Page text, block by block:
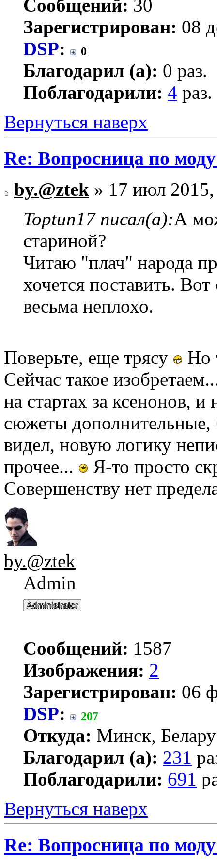
Сообщений: 30
Зарегистрирован: 08
DSP: 0
Благодарил (а): 0 раз.
Поблагодарили: 4 раз.
Вернуться наверх
Re: Вопросница по
by.@ztek » 17 июл
Toptun17 писал(а):А
стариной?
Читаю "плач" народа
хочется поставить.
весьма неплохо.
Поверьте, еще трясу
Но
Сейчас такое
на стартах за ксенонов, и
сюжеты
видел, новую логику
прочее...
Я-то просто
Совершенству нет
by.@ztek
Admin
Сообщений: 1587
Изображения: 2
Зарегистрирован: 06
DSP: 207
Откуда: Минск,
Благодарил (а): 231
Поблагодарили: 691
Вернуться наверх
Re: Вопросница по